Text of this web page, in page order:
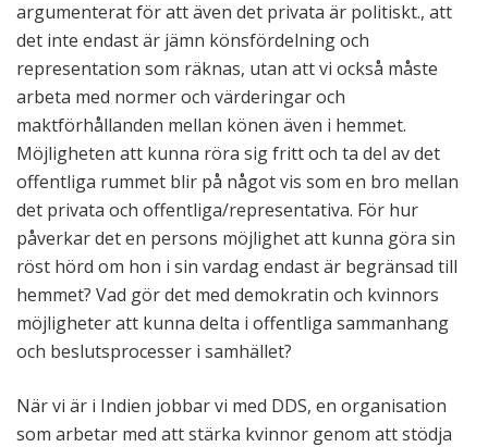
argumenterat för att även det privata är politiskt., att
det inte endast är jämn könsfördelning och
representation som räknas, utan att vi också måste
arbeta med normer och värderingar och
maktförhållanden mellan könen även i hemmet.
Möjligheten att kunna röra sig fritt och ta del av det
offentliga rummet blir på något vis som en bro mellan
det privata och offentliga/representativa. För hur
påverkar det en persons möjlighet att kunna göra sin
röst hörd om hon i sin vardag endast är begränsad till
hemmet? Vad gör det med demokratin och kvinnors
möjligheter att kunna delta i offentliga sammanhang
och beslutsprocesser i samhället?
När vi är i Indien jobbar vi med DDS, en organisation
som arbetar med att stärka kvinnor genom att stödja